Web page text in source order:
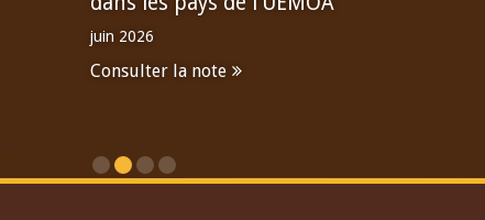
juin 2026
Consulter la note